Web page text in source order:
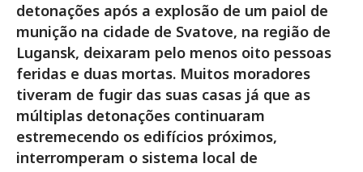
detonações após a explosão de um paiol de
munição na cidade de Svatove, na região de
Lugansk, deixaram pelo menos oito pessoas
feridas e duas mortas. Muitos moradores
tiveram de fugir das suas casas já que as
múltiplas detonações continuaram
estremecendo os edifícios próximos,
interromperam o sistema local de